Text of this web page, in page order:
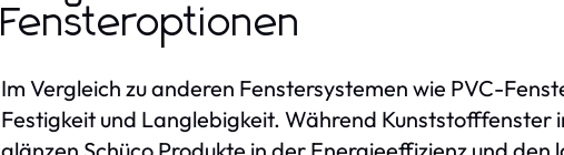
Fensteroptionen
Im Vergleich zu anderen Fenstersystemen wie PVC-
Festigkeit und Langlebigkeit. Während Kunststofffenster